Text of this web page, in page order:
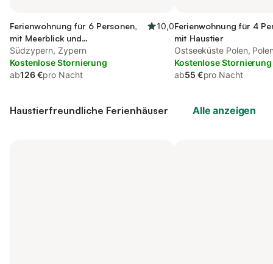
Ferienwohnung für 6 Personen,
mit Meerblick und
Balkon/Terrasse
10,0
Südzypern, Zypern
Kostenlose Stornierung
ab126 €pro Nacht
Ferienwohnung für 4
mit Haustier
Ostseeküste Polen,
Kostenlose Stornierung
ab55 €pro Nacht
Haustierfreundliche Ferienhäuser Alle anzeigen